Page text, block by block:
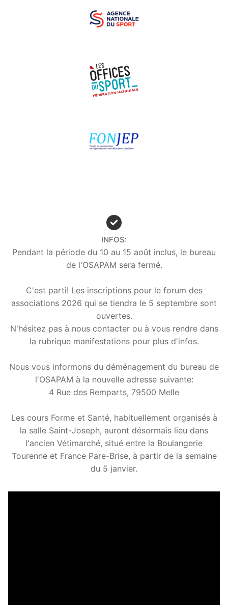
INFOS:
Pendant la période du 10 au 15 août inclus, le bureau
de l'OSAPAM sera fermé.
C'est parti! Les inscriptions pour le forum des
associations 2026 qui se tiendra le 5 septembre sont
ouvertes.
N'hésitez pas à nous contacter ou à vous rendre dans
la rubrique manifestations pour plus d'infos.
Nous vous informons du déménagement du bureau de
l'OSAPAM à la nouvelle adresse suivante:
4 Rue des Remparts, 79500 Melle
Les cours Forme et Santé, habituellement organisés à
la salle Saint-Joseph, auront désormais lieu dans
l'ancien Vétimarché, situé entre la Boulangerie
Tourenne et France Pare-Brise, à partir de la semaine
du 5 janvier.